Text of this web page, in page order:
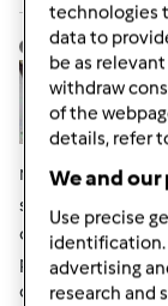
lidia.M
Mar, 08/05/2014 -
se qualcuno c'è
che ho iniziato
poco tempo.
che si ammosci
technologies
data to
be as
withdraw
of the
details, refer
We and
Use precise
identification.
advertising
research and